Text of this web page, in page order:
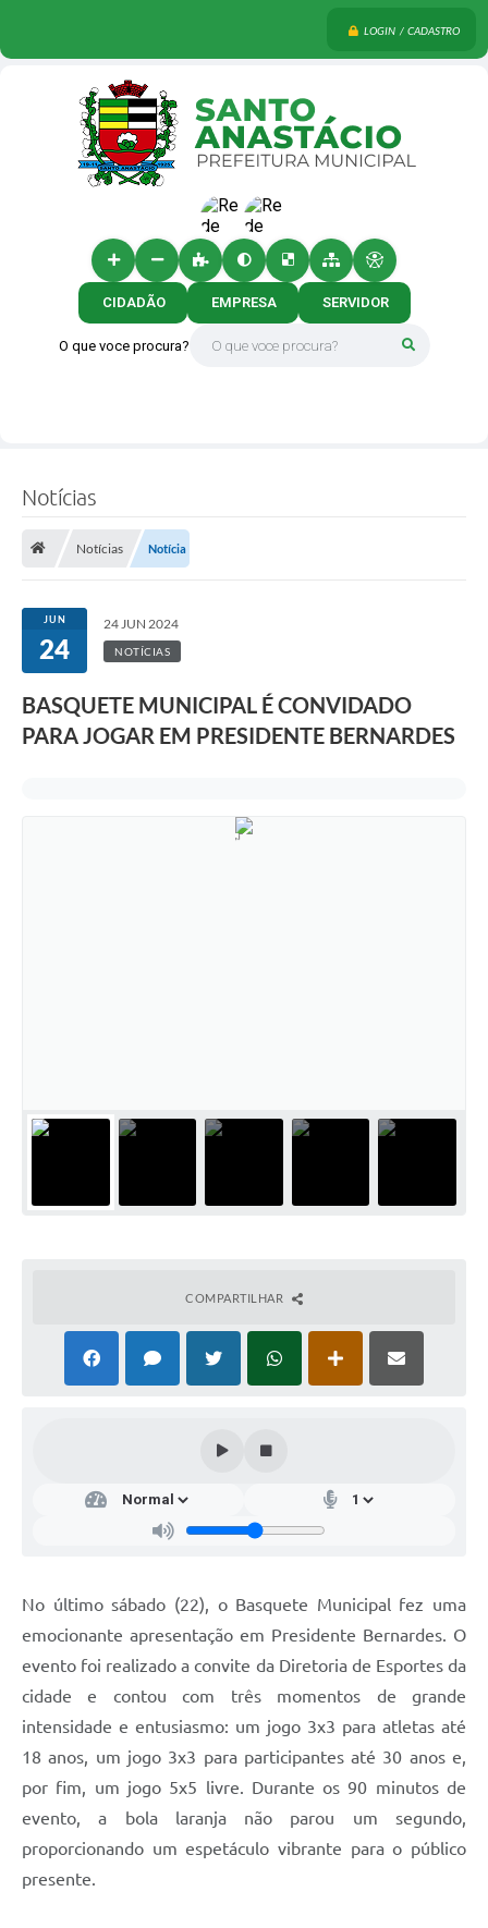
LOGIN / CADASTRO
O que voce procura?
CIDADÃO EMPRESA SERVIDOR
Notícias
Notícias Notícia
JUN
24
24 JUN 2024
NOTÍCIAS
BASQUETE MUNICIPAL É CONVIDADO
PARA JOGAR EM PRESIDENTE BERNARDES
COMPARTILHAR
No último sábado (22), o Basquete Municipal fez uma
emocionante apresentação em Presidente Bernardes. O
evento foi realizado a convite da Diretoria de Esportes da
cidade e contou com três momentos de grande
intensidade e entusiasmo: um jogo 3x3 para atletas até
18 anos, um jogo 3x3 para participantes até 30 anos e,
por fim, um jogo 5x5 livre. Durante os 90 minutos de
evento, a bola laranja não parou um segundo,
proporcionando um espetáculo vibrante para o público
presente.